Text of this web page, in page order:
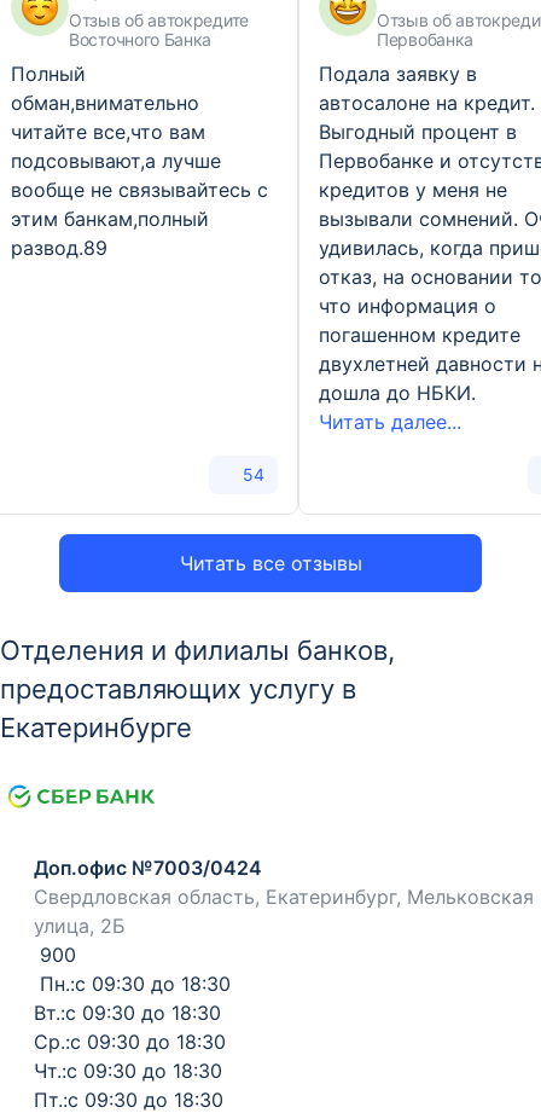
Читать все отзывы
Отзыв об автокредите
Восточного Банка
Полный
обман,внимательно
читайте все,что вам
подсовывают,а лучше
вообще не связывайтесь с
этим банкам,полный
развод.89
54
Отзыв об
Первобанка
Подала заявку в
автосалоне на кредит.
Выгодный процент в
Первобанке и
кредитов у меня не
вызывали сомнений.
удивилась, когда
отказ, на основании
что информация о
погашенном кредите
двухлетней давности
дошла до НБКИ.
Читать далее...
Отделения и филиалы банков,
предоставляющих услугу в
Екатеринбурге
Доп.офис №7003/0424
Свердловская область, Екатеринбург, Мельковская
улица, 2Б
900
Пн.:с 09:30 до 18:30
Вт.:с 09:30 до 18:30
Ср.:с 09:30 до 18:30
Чт.:с 09:30 до 18:30
Пт.:с 09:30 до 18:30